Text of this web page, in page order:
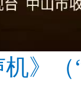
》